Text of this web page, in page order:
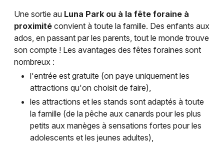
Une sortie au Luna Park ou à la fête foraine à
proximité convient à toute la famille. Des enfants aux
ados, en passant par les parents, tout le monde trouve
son compte ! Les avantages des fêtes foraines sont
nombreux :
l'entrée est gratuite (on paye uniquement les
attractions qu'on choisit de faire),
les attractions et les stands sont adaptés à toute
la famille (de la pêche aux canards pour les plus
petits aux manèges à sensations fortes pour les
adolescents et les jeunes adultes),